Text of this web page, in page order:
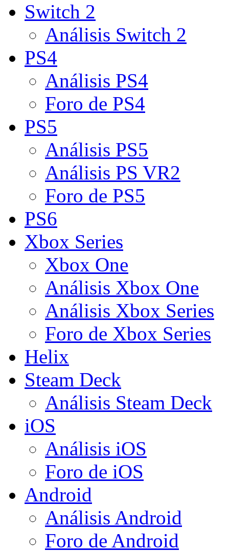
Switch 2
Análisis Switch 2
PS4
Análisis PS4
Foro de PS4
PS5
Análisis PS5
Análisis PS VR2
Foro de PS5
PS6
Xbox Series
Xbox One
Análisis Xbox One
Análisis Xbox Series
Foro de Xbox Series
Helix
Steam Deck
Análisis Steam Deck
iOS
Análisis iOS
Foro de iOS
Android
Análisis Android
Foro de Android